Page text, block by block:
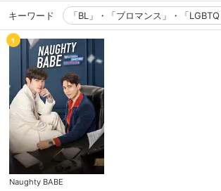
キーワード 「BL」・「ブロマンス」・「
1
Naughty BABE